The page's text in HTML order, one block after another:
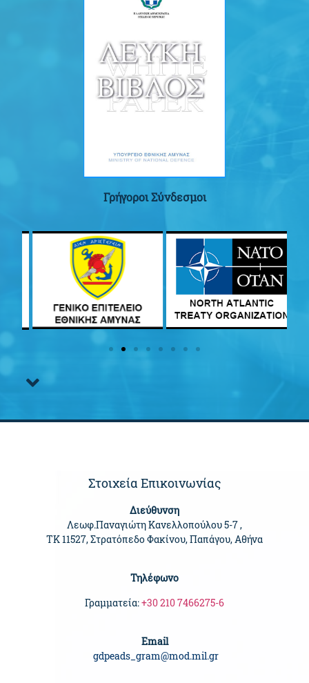
Γρήγοροι Σύνδεσμοι
Στοιχεία Επικοινωνίας
Διεύθυνση
Λεωφ.Παναγιώτη Κανελλοπούλου 5-7 ,
ΤΚ 11527, Στρατόπεδο Φακίνου, Παπάγου, Αθήνα
Τηλέφωνο
Γραμματεία:+30 210 7466275-6
Email
gdpeads_gram@mod.mil.gr